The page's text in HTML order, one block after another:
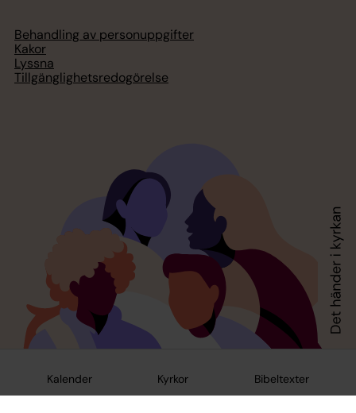
Kalender Kyrkor Bibeltexter
Behandling av personuppgifter
Kakor
Lyssna
Tillgänglighetsredogörelse